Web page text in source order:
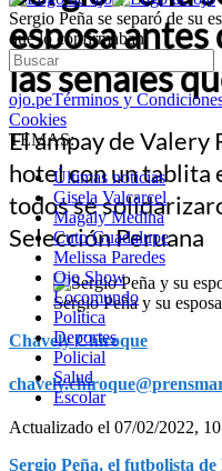
Sergio Peña se separó de su
que lo confirmaban
ojo.peTérminos y
Cookies
TEMAS:
Últimas noticias
Gisela Valcarcel
Magaly Medina
Cuto Guadalupe
Melissa Paredes
Ojo Show
Locomundo
Política
Deportes
Policial
Salud
Escolar
esposa antes
las señales
El ampay de Valery
hotel con un tablita
todos se
Selección Peruana
Sergio Peña y su
Chavely Chiroque
Actualizado el 07/02/2022,
Sergio Peña, el futbolista de